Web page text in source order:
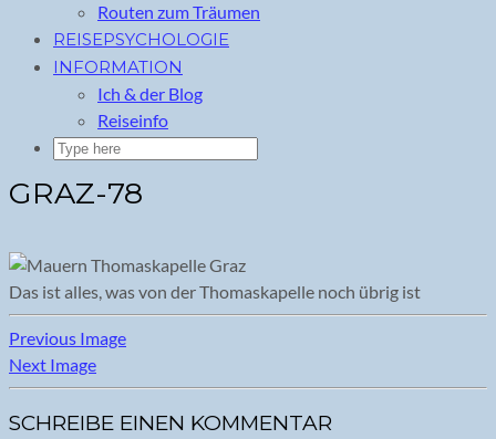
Routen zum Träumen
REISEPSYCHOLOGIE
INFORMATION
Ich & der Blog
Reiseinfo
GRAZ-78
Das ist alles, was von der Thomaskapelle noch übrig ist
Previous Image
Next Image
SCHREIBE EINEN KOMMENTAR